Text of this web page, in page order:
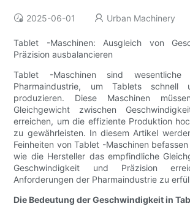
2025-06-01 Urban Machinery
Tablet -Maschinen: Ausgleich von
Präzision ausbalancieren
Tablet -Maschinen sind
Pharmaindustrie, um Tablets
produzieren. Diese Maschinen
Gleichgewicht zwischen
erreichen, um die effiziente Produktion
zu gewährleisten. In diesem Artikel
Feinheiten von Tablet -Maschinen
wie die Hersteller das empfindliche
Geschwindigkeit und Präzision
Anforderungen der Pharmaindustrie zu
Die Bedeutung der Geschwindigkeit in